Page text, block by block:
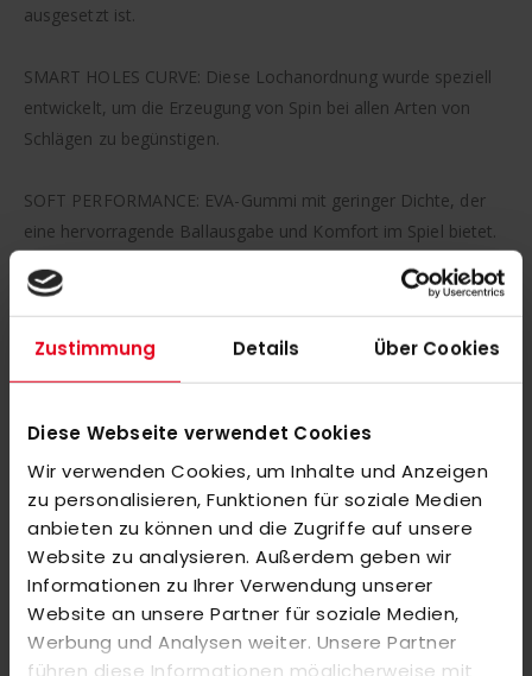
Zustimmung Details Über Cookies
Diese Webseite verwendet Cookies
Wir verwenden Cookies, um Inhalte und Anzeigen
zu personalisieren, Funktionen für soziale Medien
anbieten zu können und die Zugriffe auf unsere
Website zu analysieren. Außerdem geben wir
Informationen zu Ihrer Verwendung unserer
Website an unsere Partner für soziale Medien,
Werbung und Analysen weiter. Unsere Partner
führen diese Informationen möglicherweise mit
ausgesetzt ist.
SMART HOLES CURVE: Diese Lochanordnung wurde speziell
entwickelt, um die Erzeugung von Spin bei allen Arten von
Schlägen zu begünstigen.
SOFT PERFORMANCE: EVA-Gummi mit geringer Dichte, der
eine hervorragende Ballausgabe und Komfort im Spiel bietet.
Schläger mit dieser Art von Gummi sind an der schwarzen
Kappe zu erkennen.
FIBERGLASS: Weicher Griff, erhöhter Komfort und
hervorragende Ballausgabe bei allen Schlägen.
ROUND: Durch das runde Format liegt mehr Gewicht in der
Nähe des Griffs, was dem Spieler mehr Kontrolle bei
Defensivschlägen verschafft, die mehr Beweglichkeit
erfordern. 310-330 g (leicht)
YOUTH: Schläger für Spieler, die gerade einen
Wachstumsschub durchlaufen.